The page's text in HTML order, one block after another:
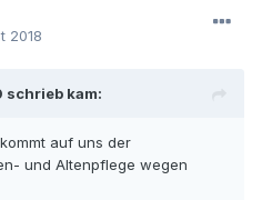
2018
schrieb kam:
auf uns der
und Altenpflege wegen